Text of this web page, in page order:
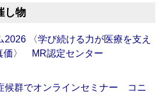
し物
2026 〈学び続ける力が医療を支え
価〉 MR認定センター
候群でオンラインセミナー コニ